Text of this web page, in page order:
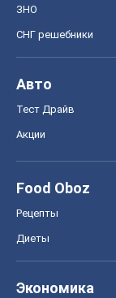
ЗНО
СНГ решебники
Авто
Тест Драйв
Акции
Food Oboz
Рецепты
Диеты
Экономика